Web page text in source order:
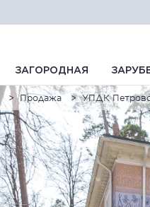
ЗАГОРОДНАЯ
Продажа УПДК